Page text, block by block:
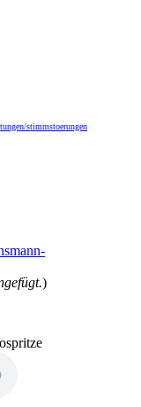
stimmstoerungen
)